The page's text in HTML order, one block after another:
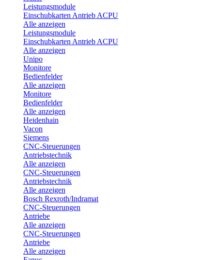
Leistungsmodule
Einschubkarten Antrieb ACPU
Alle anzeigen
Leistungsmodule
Einschubkarten Antrieb ACPU
Alle anzeigen
Unipo
Monitore
Bedienfelder
Alle anzeigen
Monitore
Bedienfelder
Alle anzeigen
Heidenhain
Vacon
Siemens
CNC-Steuerungen
Antriebstechnik
Alle anzeigen
CNC-Steuerungen
Antriebstechnik
Alle anzeigen
Bosch Rexroth/Indramat
CNC-Steuerungen
Antriebe
Alle anzeigen
CNC-Steuerungen
Antriebe
Alle anzeigen